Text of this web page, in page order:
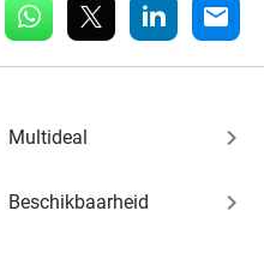
whatsapp linkedin mail
Multideal keyboard_arrow_right
Beschikbaarheid keyboard_arrow_right